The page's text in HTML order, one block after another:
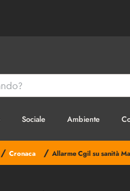
Sociale Ambiente
/ Cronaca / Allarme Cgil su sanità